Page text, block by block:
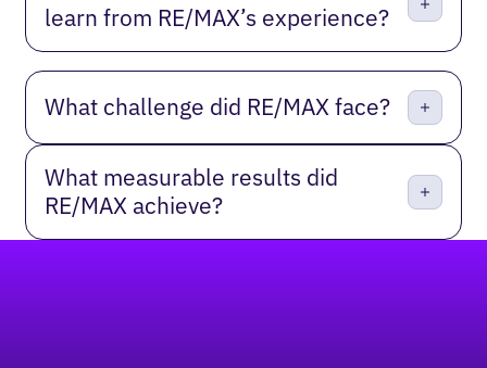
learn from RE/MAX’s experience?
What challenge did RE/MAX face?
What measurable results did
RE/MAX achieve?